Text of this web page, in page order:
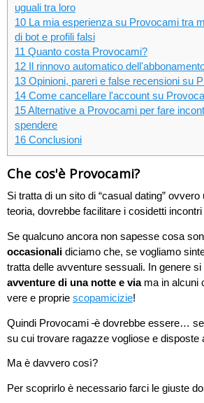
uguali tra loro
10 La mia esperienza su Provocami tra
di bot e profili falsi
11 Quanto costa Provocami?
12 Il rinnovo automatico
13 Opinioni, pareri e false recensioni su
14 Come cancellare l'account su
15Alternative a Provocami per fare
spendere
16 Conclusioni
Che cos'è Provocami?
Si tratta di un sito di “casual dating”
teoria, dovrebbe facilitare i cosidetti
Se qualcuno ancora non sapesse cosa
occasionali diciamo che, se vogliamo
tratta delle avventure sessuali. In genere si
avventure di una notte e viama in alcuni
vere e proprie scopamicizie!
Quindi Provocami è dovrebbe essere…
su cui trovare ragazze vogliose e disposte
Ma è davvero così?
Per scoprirlo è necessario farci le giuste